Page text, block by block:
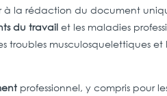
à la rédaction du document
du travail et les maladies
troubles musculosquelettiques et
professionnel, y compris pour